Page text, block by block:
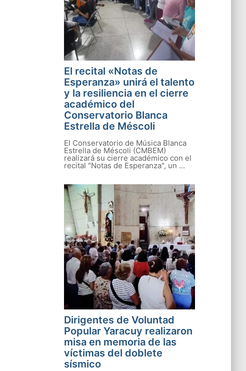
El recital «Notas de
Esperanza» unirá el talento
y la resiliencia en el cierre
académico del
Conservatorio Blanca
Estrella de Méscoli
El Conservatorio de Música Blanca
Estrella de Méscoli (CMBEM)
realizará su cierre académico con el
recital "Notas de Esperanza", un ...
Dirigentes de Voluntad
Popular Yaracuy realizaron
misa en memoria de las
víctimas del doblete
sísmico